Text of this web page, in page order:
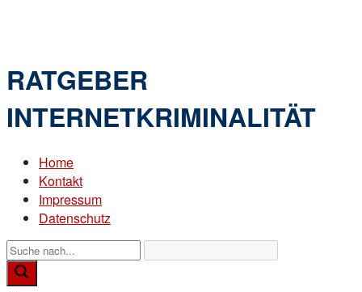
RATGEBER
INTERNETKRIMINALITÄT
Home
Kontakt
Impressum
Datenschutz